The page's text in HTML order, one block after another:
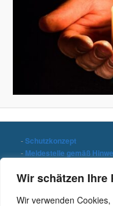
Wir schätzen Ihre
Wir verwenden
-Schutzkonzept
- Meldestelle gemäß
-Impressum